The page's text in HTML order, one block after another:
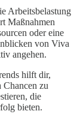
Arbeitsbelastung
Maßnahmen
oder eine
von Viva
angehen.
hilft dir,
Chancen zu
die
bieten.